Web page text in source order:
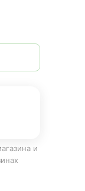
руки. Это
мощность,
от
Встроенный в
и